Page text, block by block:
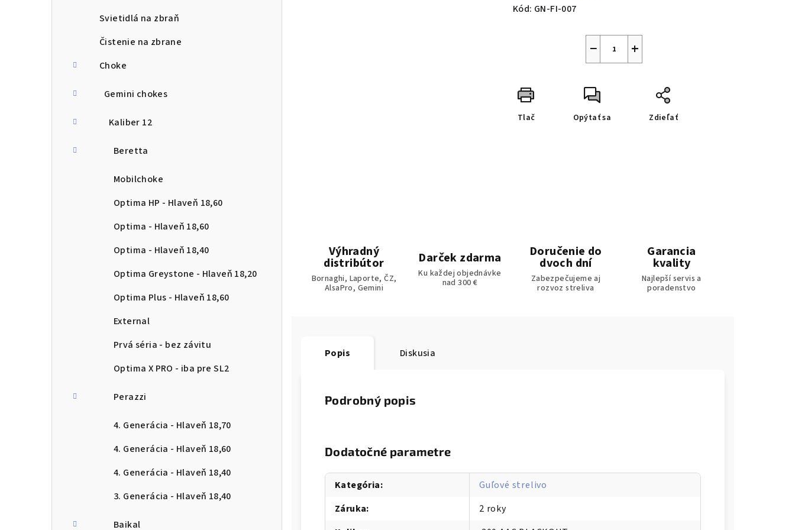
Svietidlá na zbraň
Čistenie na zbrane
Choke
Gemini chokes
Kaliber 12
Beretta
Mobilchoke
Optima HP - Hlaveň 18,60
Optima - Hlaveň 18,60
Optima - Hlaveň 18,40
Optima Greystone - Hlaveň 18,20
Optima Plus - Hlaveň 18,60
External
Prvá séria - bez závitu
Optima X PRO - iba pre SL2
Perazzi
4. Generácia - Hlaveň 18,70
4. Generácia - Hlaveň 18,60
4. Generácia - Hlaveň 18,40
3. Generácia - Hlaveň 18,40
Baikal
Kód: GN-FI-007
+
−
Tlač Opýtať sa Zdieľať
Výhradný
distribútor
Bornaghi, Laporte, ČZ,
AlsaPro, Gemini
Darček zdarma
Ku každej objednávke
nad 300 €
Doručenie do
dvoch dní
Zabezpečujeme aj
rozvoz streliva
Garancia
kvality
Najlepší servis a
poradenstvo
Popis Diskusia
Podrobný popis
Dodatočné parametre
Kategória:
Guľové strelivo
Záruka:
2 roky